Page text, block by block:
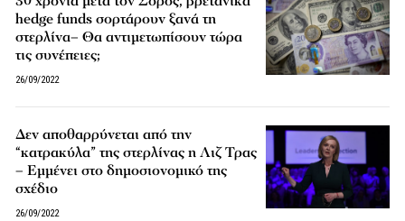
hedge funds σορτάρουν ξανά τη
στερλίνα– Θα αντιμετωπίσουν τώρα
τις συνέπειες;
26/09/2022
Δεν αποθαρρύνεται από την
“κατρακύλα” της στερλίνας η Λιζ Τρας
– Εμμένει στο δημοσιονομικό της
σχέδιο
26/09/2022